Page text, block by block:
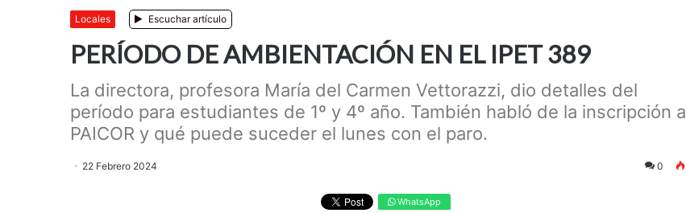
Locales Escuchar artículo
PERÍODO DE AMBIENTACIÓN EN EL IPET 389
La directora, profesora María del Carmen Vettorazzi, dio detalles del
período para estudiantes de 1º y 4º año. También habló de la inscripción a
PAICOR y qué puede suceder el lunes con el paro.
22 Febrero 2024 0
WhatsApp